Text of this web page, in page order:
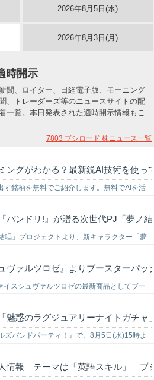
2026年8月5日(水)
2026年8月3日(月)
時開示
聞、ロイター、日経電子版、モーニング
、トレーダーズ等のニュースサイトの配
一覧。本日発表された適時開示情報もこ
7803 ブシロード 株ニュース一覧
ングがわかる？最新鋭AI技術を使っ
す銘柄を無料でご紹介します。無料でAIを活
？上手く使いこなせれば…
バンドリ!』が贈る次世代PJ「夢ノ
唱」プロジェクトより、新キャラクター「夢
。夢ノ結唱新キャラクター、「夢ノ結唱
ヴァルツロゼ』よりブースターパ
スシュヴァルツロゼの最新商品としてブー
」を発売する。★ヴァイスシ…
魅惑のラグジュアリーナイトガチャ
ズバンドパーティ！』で、8月5日(水)15時よ
チャ」を開催中だ。「魅惑のラグジュアリ…
人情報 テーマは「英語スキル」 ブ